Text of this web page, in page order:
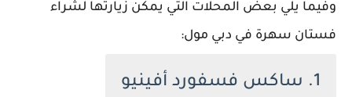
وفيما يلي بعض المحلات التي يمكن زيارتها لشراء
فستان سهرة في دبي مول:
1. ساكس فسفورد أفينيو